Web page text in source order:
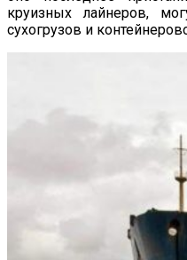
круизных лайнеров,
сухогрузов и